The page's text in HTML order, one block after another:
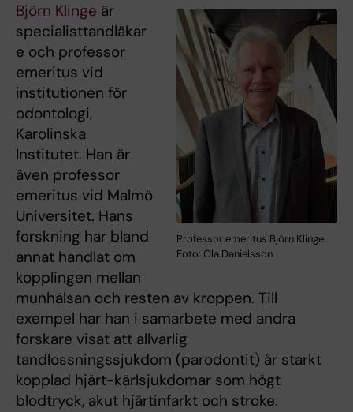
Professor emeritus Björn Klinge.
Foto: Ola Danielsson
Björn Klinge är
specialisttandläkar
e och professor
emeritus vid
institutionen för
odontologi,
Karolinska
Institutet. Han är
även professor
emeritus vid Malmö
Universitet. Hans
forskning har bland
annat handlat om
kopplingen mellan
munhälsan och resten av kroppen. Till
exempel har han i samarbete med andra
forskare visat att allvarlig
tandlossningssjukdom (parodontit) är starkt
kopplad hjärt-kärlsjukdomar som högt
blodtryck, akut hjärtinfarkt och stroke.